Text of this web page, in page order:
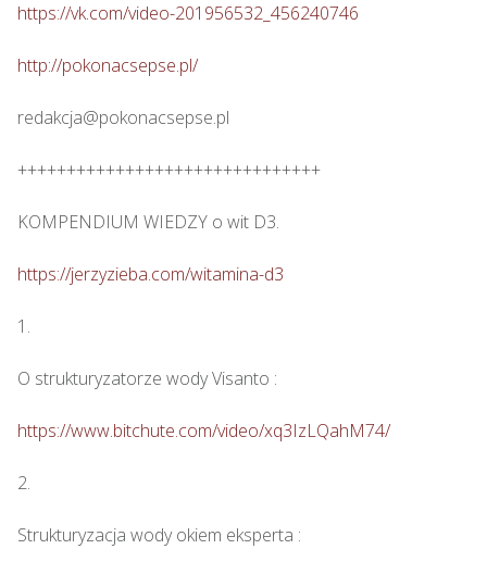
https://vk.com/video-201956532_456240746
http://pokonacsepse.pl/
redakcja@pokonacsepse.pl
+++++++++++++++++++++++++++++++
KOMPENDIUM WIEDZY o wit D3.
https://jerzyzieba.com/witamina-d3
1.
O strukturyzatorze wody Visanto :
https://www.bitchute.com/video/xq3IzLQahM74/
2.
Strukturyzacja wody okiem eksperta :